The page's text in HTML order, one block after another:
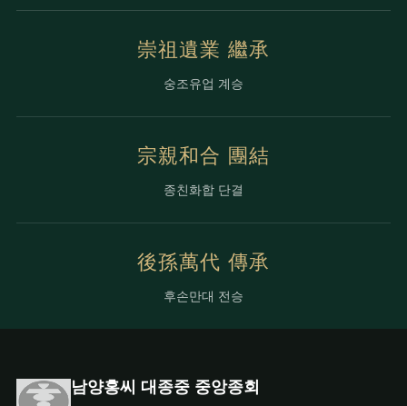
崇祖遺業 繼承
숭조유업 계승
宗親和合 團結
종친화합 단결
後孫萬代 傳承
후손만대 전승
남양홍씨 대종중 중앙종회